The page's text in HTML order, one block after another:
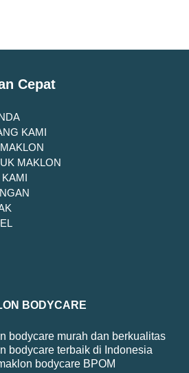
Cepat
KAMI
MAKLON
BODYCARE
bodycare murah dan berkualitas
bodycare terbaik di Indonesia
bodycare BPOM